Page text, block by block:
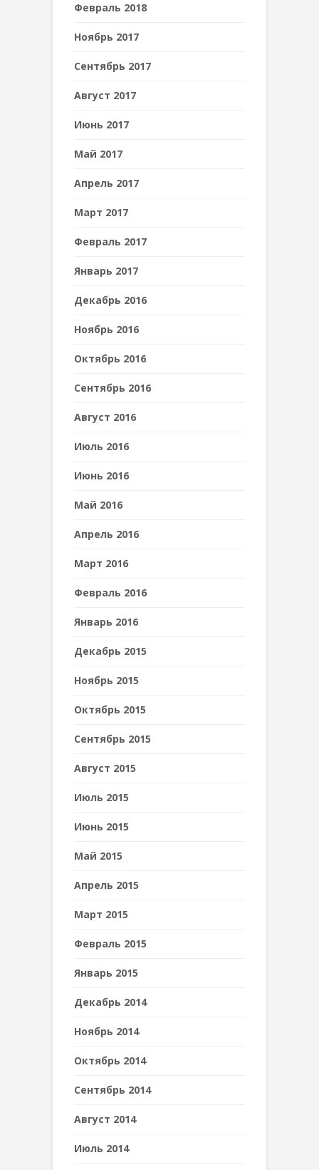
Февраль 2018
Ноябрь 2017
Сентябрь 2017
Август 2017
Июнь 2017
Май 2017
Апрель 2017
Март 2017
Февраль 2017
Январь 2017
Декабрь 2016
Ноябрь 2016
Октябрь 2016
Сентябрь 2016
Август 2016
Июль 2016
Июнь 2016
Май 2016
Апрель 2016
Март 2016
Февраль 2016
Январь 2016
Декабрь 2015
Ноябрь 2015
Октябрь 2015
Сентябрь 2015
Август 2015
Июль 2015
Июнь 2015
Май 2015
Апрель 2015
Март 2015
Февраль 2015
Январь 2015
Декабрь 2014
Ноябрь 2014
Октябрь 2014
Сентябрь 2014
Август 2014
Июль 2014